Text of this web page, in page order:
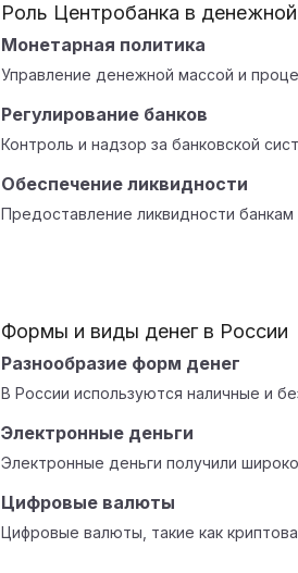
Роль Центробанка в
Монетарная политика
Управление денежной массой и
Регулирование банков
Контроль и надзор за банковской
Обеспечение ликвидности
Предоставление ликвидности
Формы и виды денег в России
Разнообразие форм денег
В России используются наличные и
Электронные деньги
Электронные деньги получили
Цифровые валюты
Цифровые валюты, такие как